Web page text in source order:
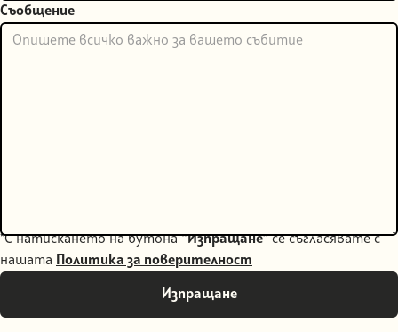
Съобщение
*С натискането на бутона“Изпращане”се съгласявате с
нашата
Политика за поверителност